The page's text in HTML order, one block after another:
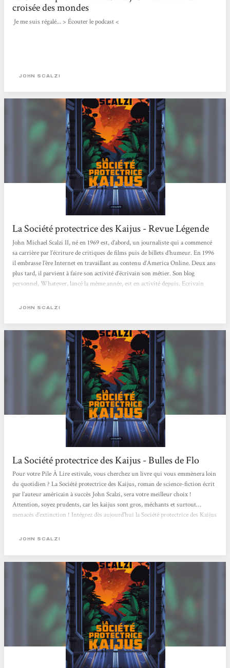
croisée des mondes
Je me suis régalé... > Écouter le podcast <
JOHN SCALZI
La Société protectrice des Kaijus - Revue Légende
John Michael Scalzi II, né en 1969 est, d’abord, un journaliste qui a commencé
sa carrière par l’écriture de critiques de films puis de billets d’humeur. En 1996
il embrasse l’ère Internet en travaillant au contenu d’America Online. Deux ans
plus tard, il parvient à faire son activité d’écrivain son métier. Son blog
personnel, Whatever, lancé la même année, est en activité depuis. Ecrivain
dans tous les domaines, de la critique de films à la rédaction...
JOHN SCALZI
La Société protectrice des Kaijus - Bulles de Flo
Pour votre Pile À Lire estivale, vous cherchez un livre qui vous emmènera loin
du quotidien ? La Société protectrice des Kaijus, roman de science-fiction écrit
par l’auteur américain à succès John Scalzi, sera votre meilleur choix !
Attention, soyez prudents, car les kaijus sont gros, méchants et surtout…
menacés d’extinction ! Intégrez dès aujourd’hui la Société protectrice des Kaijus
« science-fiction », à tort certainement, c’est avec curiosité...
JOHN SCALZI